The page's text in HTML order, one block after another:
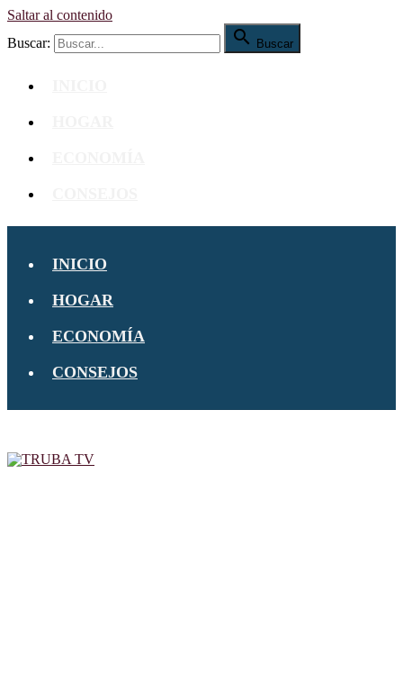
Saltar al contenido
Buscar:
 Buscar
INICIO
HOGAR
ECONOMÍA
CONSEJOS